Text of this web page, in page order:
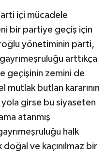
içi mücadele
bir partiye geçiş için
yönetiminin parti,
arttıkça
geçişinin zemini de
butlan kararının
girse bu siyaseten
atanmış
halk
ve kaçınılmaz bir